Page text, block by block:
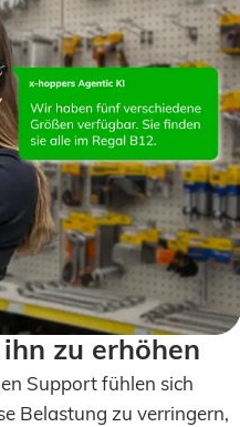
zu erhöhen
Support fühlen sich
Belastung zu verringern,